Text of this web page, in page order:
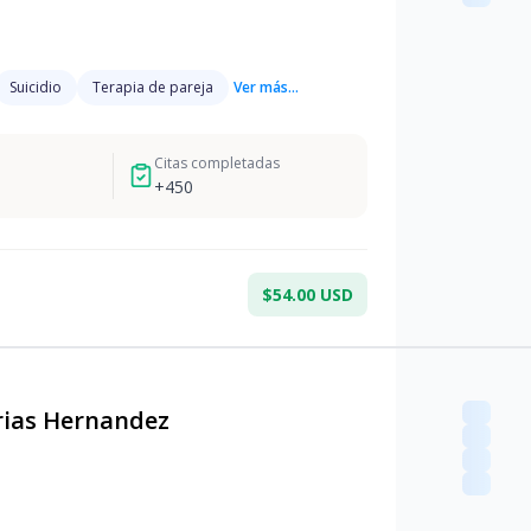
Suicidio Terapia de pareja Ver más...
Citas completadas
+450
$54.00 USD
Hernandez